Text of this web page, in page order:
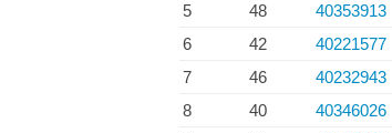
5
48 40353913
6
42 40221577
7
46 40232943
8
40 40346026